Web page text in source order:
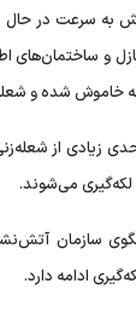
به سرعت در حال
و ساختمان‌های
خاموش شده و
حدی زیادی از
لکه‌گیری می‌شوند.
سازمان
ادامه دارد.